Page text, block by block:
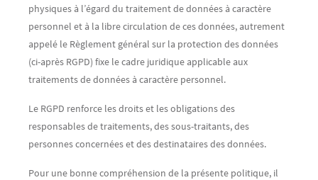
physiques à l’égard du traitement de données à caractère
personnel et à la libre circulation de ces données, autrement
appelé le Règlement général sur la protection des données
(ci-après RGPD) fixe le cadre juridique applicable aux
traitements de données à caractère personnel.
Le RGPD renforce les droits et les obligations des
responsables de traitements, des sous-traitants, des
personnes concernées et des destinataires des données.
Pour une bonne compréhension de la présente politique, il